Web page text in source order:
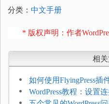
分类： 中文手册
* 版权声明：作者
相
如何使用FlyingPress插
网页指标（CWV）
WordPress教程：设置